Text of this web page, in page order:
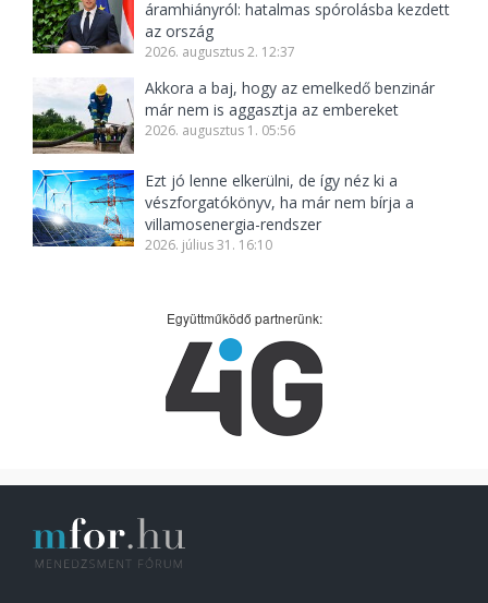
áramhiányról: hatalmas spórolásba kezdett
az ország
2026. augusztus 2. 12:37
Akkora a baj, hogy az emelkedő benzinár
már nem is aggasztja az embereket
2026. augusztus 1. 05:56
Ezt jó lenne elkerülni, de így néz ki a
vészforgatókönyv, ha már nem bírja a
villamosenergia-rendszer
2026. július 31. 16:10
Együttműködő partnerünk: